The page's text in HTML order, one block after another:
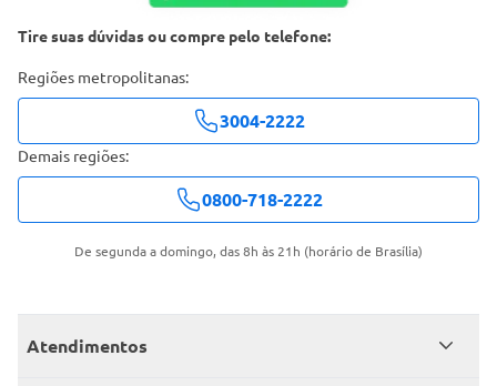
Tire suas dúvidas ou compre pelo telefone:
Regiões metropolitanas:
3004-2222
Demais regiões:
0800-718-2222
De segunda a domingo, das 8h às 21h (horário de Brasília)
Atendimentos